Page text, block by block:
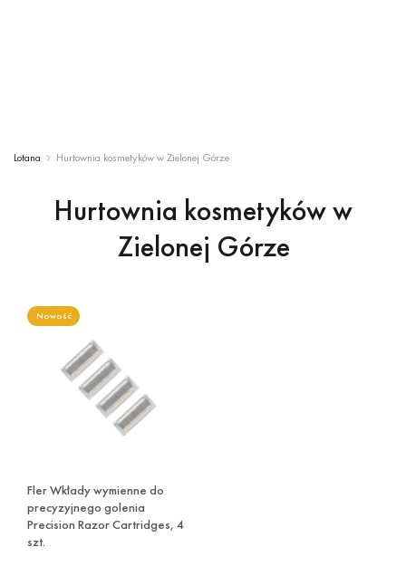
Lotana Hurtownia kosmetyków w Zielonej Górze
Hurtownia kosmetyków w
Zielonej Górze
Nowość
Fler Wkłady wymienne do
precyzyjnego golenia
Precision Razor Cartridges, 4
szt.